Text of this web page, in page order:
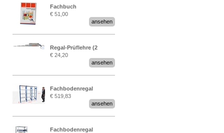
Fachbuch
„Regalprüfung nach DIN
€ 51,00
ansehen
Regal-Prüflehre (2
Stück)
€ 24,20
ansehen
Fachbodenregal
Stecksystem MultiPlus
2,25 Meter breit
€ 519,83
ansehen
Fachbodenregal